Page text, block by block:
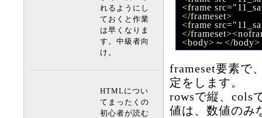
<frame
</frameset>
<frame
</
<body>～</body>
frameset要素で
定をします。
rowsで縦、cols
値は、数値のみ
れるようにし
ておくと作業
は早くなりま
す。中級者向
け。
HTMLについ
てまったくの
初心者が読む